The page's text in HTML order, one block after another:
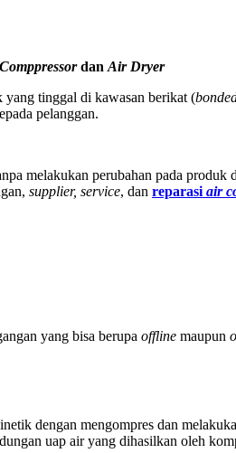
dan Air Dryer
yang tinggal di kawasan berikat (
pelanggan.
melakukan perubahan pada produk
supplier, service, dan reparasi air
yang bisa berupa offline maupun
dengan mengompres dan
uap air yang dihasilkan oleh